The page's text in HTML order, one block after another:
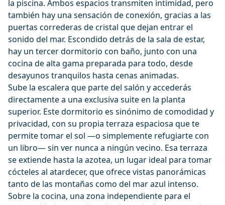
la piscina. Ambos espacios transmiten intimidad, pero
también hay una sensación de conexión, gracias a las
puertas correderas de cristal que dejan entrar el
sonido del mar. Escondido detrás de la sala de estar,
hay un tercer dormitorio con baño, junto con una
cocina de alta gama preparada para todo, desde
desayunos tranquilos hasta cenas animadas.
Sube la escalera que parte del salón y accederás
directamente a una exclusiva suite en la planta
superior. Este dormitorio es sinónimo de comodidad y
privacidad, con su propia terraza espaciosa que te
permite tomar el sol —o simplemente refugiarte con
un libro— sin ver nunca a ningún vecino. Esa terraza
se extiende hasta la azotea, un lugar ideal para tomar
cócteles al atardecer, que ofrece vistas panorámicas
tanto de las montañas como del mar azul intenso.
Sobre la cocina, una zona independiente para el